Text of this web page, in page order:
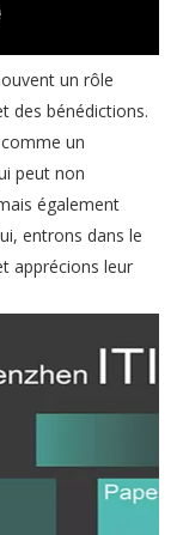
un rôle
des bénédictions.
un
peut non
également
entrons dans le
apprécions leur